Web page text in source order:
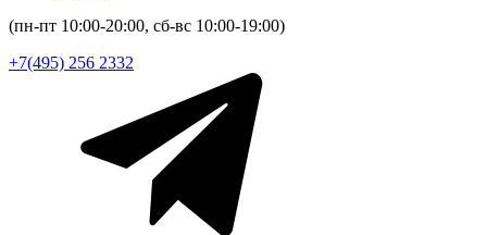
(пн-пт 10:00-20:00, сб-вс 10:00-19:00)
+7(495) 256 2332